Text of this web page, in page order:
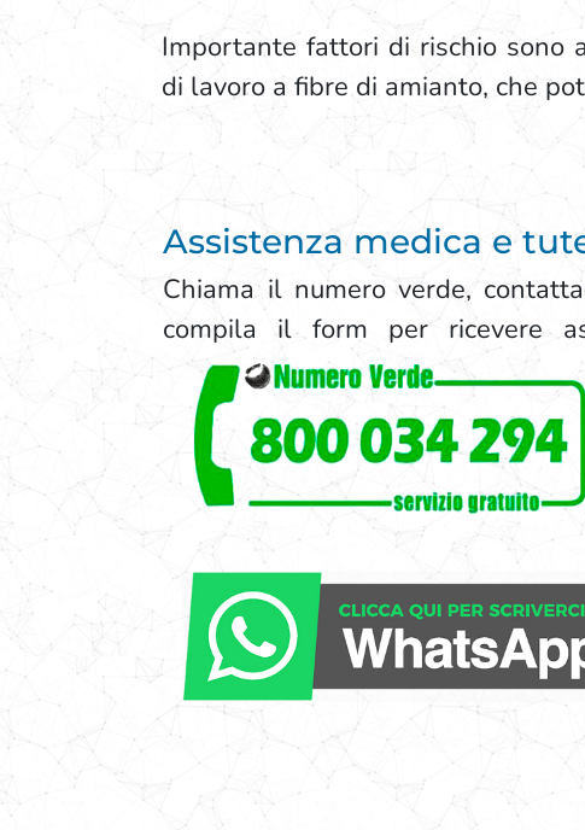
Importante fattori di rischio sono
di lavoro a fibre di amianto, che
Assistenza medica e
Chiama il numero verde,
compila il form per ricevere